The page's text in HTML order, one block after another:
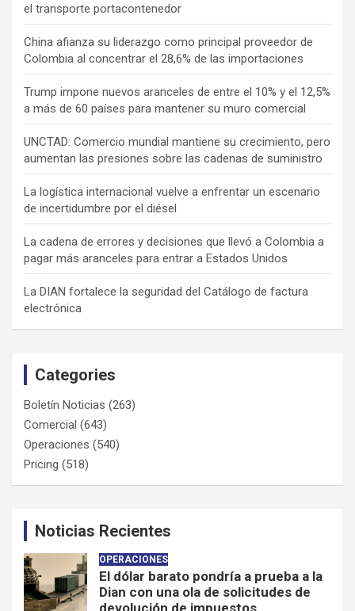
el transporte portacontenedor
China afianza su liderazgo como principal proveedor de
Colombia al concentrar el 28,6% de las importaciones
Trump impone nuevos aranceles de entre el 10% y el 12,5%
a más de 60 países para mantener su muro comercial
UNCTAD: Comercio mundial mantiene su crecimiento, pero
aumentan las presiones sobre las cadenas de suministro
La logística internacional vuelve a enfrentar un escenario
de incertidumbre por el diésel
La cadena de errores y decisiones que llevó a Colombia a
pagar más aranceles para entrar a Estados Unidos
La DIAN fortalece la seguridad del Catálogo de factura
electrónica
Categories
Boletín Noticias (263)
Comercial (643)
Operaciones (540)
Pricing (518)
Noticias Recientes
OPERACIONES
El dólar barato pondría a prueba a la
Dian con una ola de solicitudes de
devolución de impuestos